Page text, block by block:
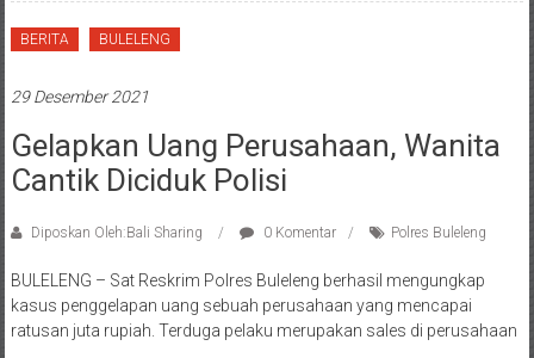
BERITA BULELENG
29 Desember 2021
Gelapkan Uang Perusahaan, Wanita
Cantik Diciduk Polisi
Diposkan Oleh:Bali Sharing 0 Komentar Polres Buleleng
BULELENG – Sat Reskrim Polres Buleleng berhasil mengungkap
kasus penggelapan uang sebuah perusahaan yang mencapai
ratusan juta rupiah. Terduga pelaku merupakan sales di perusahaan